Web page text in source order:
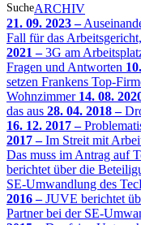
SucheARCHIV
21. 09. 2023 –
Fall für das
2021 –3G am
Fragen und Antworten
setzen Frankens Top-
Wohnzimmer 14. 08.
das aus 28. 04. 2018 –
16. 12. 2017 –
2017 –Im Streit mit
Das muss im Antrag auf
berichtet über die
SE-Umwandlung des
2016 –JUVE berichtet
Partner bei der SE-